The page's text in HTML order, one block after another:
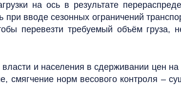
на ось в результате
при вводе сезонных ограничений
перевезти требуемый объём груза,
власти и населения в сдерживании цен
смягчение норм весового контроля –